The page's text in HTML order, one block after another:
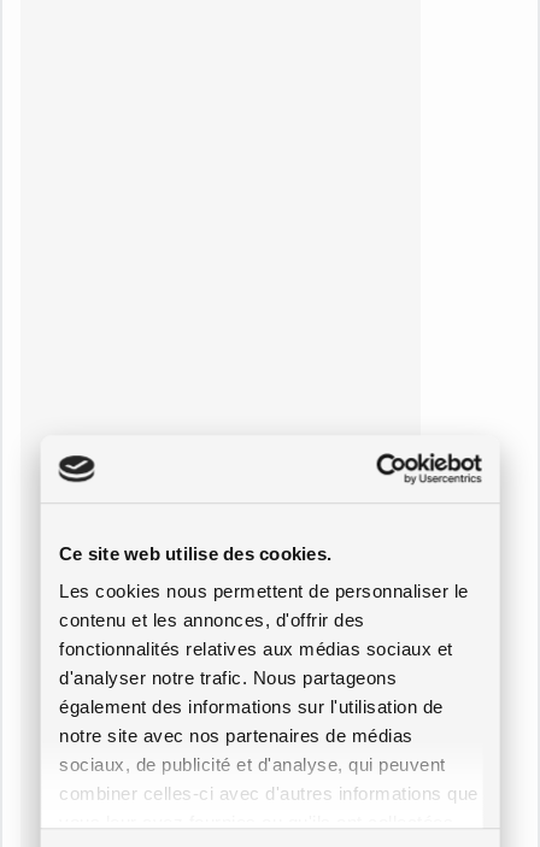
Ce site web utilise des cookies.
Les cookies nous permettent de personnaliser le
contenu et les annonces, d'offrir des
fonctionnalités relatives aux médias sociaux et
d'analyser notre trafic. Nous partageons
également des informations sur l'utilisation de
notre site avec nos partenaires de médias
sociaux, de publicité et d'analyse, qui peuvent
combiner celles-ci avec d'autres informations que